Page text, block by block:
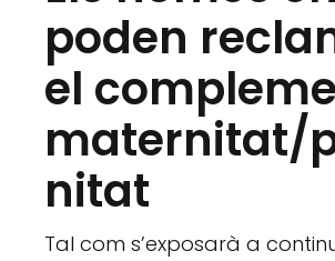
poden
el
maternitat/
nitat
Tal com s’exposarà a